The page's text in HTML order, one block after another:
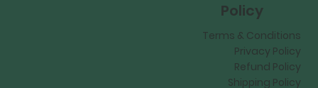
Policy
Terms & Conditions
Privacy Policy
Refund Policy
Shipping Policy